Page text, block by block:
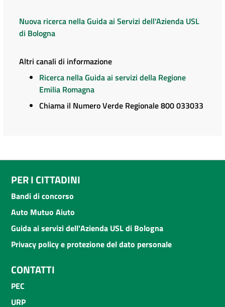
Nuova ricerca nella Guida ai Servizi dell'Azienda USL
di Bologna
Altri canali di informazione
Ricerca nella Guida ai servizi della Regione
Emilia Romagna
Chiama il Numero Verde Regionale 800 033033
PER I CITTADINI
Bandi di concorso
Auto Mutuo Aiuto
Guida ai servizi dell'Azienda USL di Bologna
Privacy policy e protezione del dato personale
CONTATTI
PEC
URP